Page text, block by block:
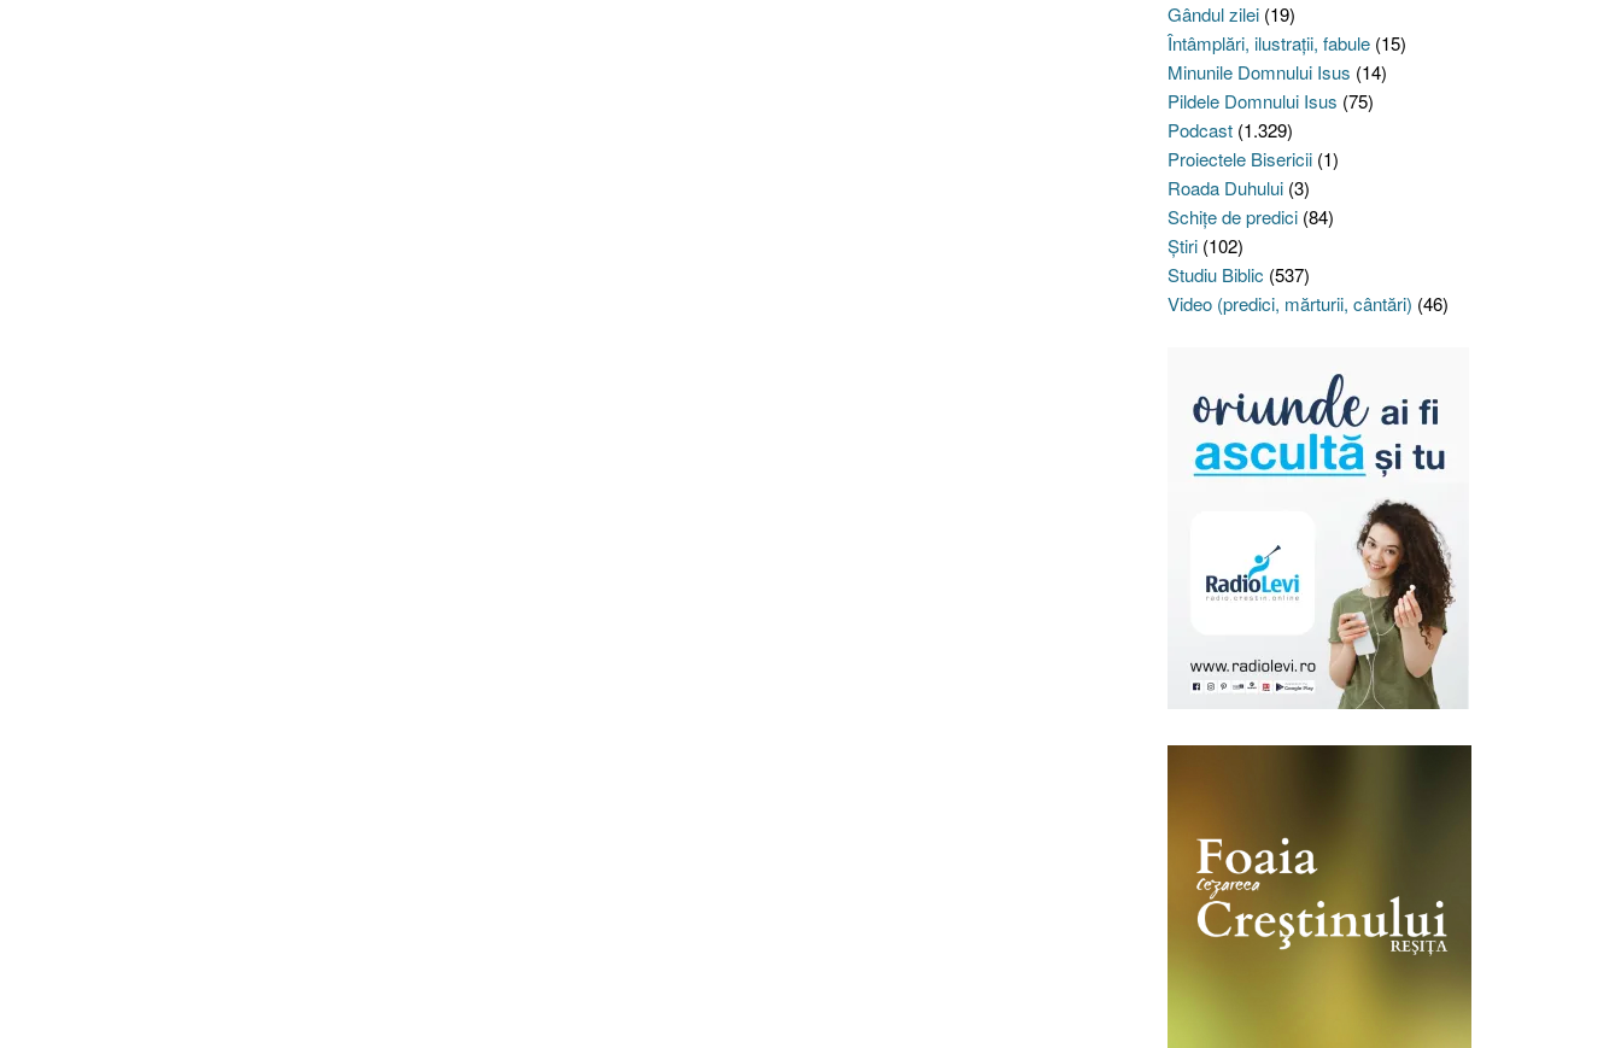
Gândul zilei(19)
Întâmplări, ilustraţii, fabule(15)
Minunile Domnului Isus (14)
Pildele Domnului Isus (75)
Podcast(1.329)
Proiectele Bisericii(1)
Roada Duhului(3)
Schiţe de predici(84)
Ştiri(102)
Studiu Biblic (537)
Video (predici, mărturii, cântări) (46)